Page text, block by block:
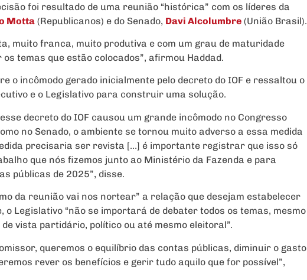
foi resultado de uma reunião “histórica” com os líderes da
Motta (Republicanos) e do Senado, Davi Alcolumbre (União Brasil).
muito franca, muito produtiva e com um grau de maturidade
temas que estão colocados”, afirmou Haddad.
o incômodo gerado inicialmente pelo decreto do IOF e ressaltou o
e o Legislativo para construir uma solução.
decreto do IOF causou um grande incômodo no Congresso
no Senado, o ambiente se tornou muito adverso a essa medida
precisaria ser revista […] é importante registrar que isso só
que nós fizemos junto ao Ministério da Fazenda e para
públicas de 2025”, disse.
da reunião vai nos nortear” a relação que desejam estabelecer
o Legislativo “não se importará de debater todos os temas, mesmo
vista partidário, político ou até mesmo eleitoral”.
queremos o equilíbrio das contas públicas, diminuir o gasto
rever os benefícios e gerir tudo aquilo que for possível”,